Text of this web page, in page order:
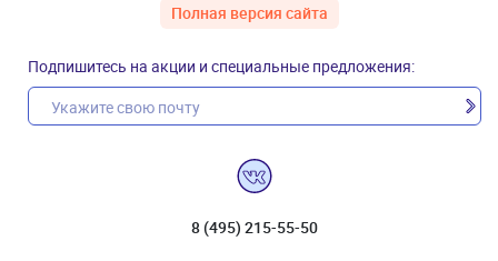
Полная версия сайта
Подпишитесь на акции и специальные предложения:
8 (495) 215-55-50